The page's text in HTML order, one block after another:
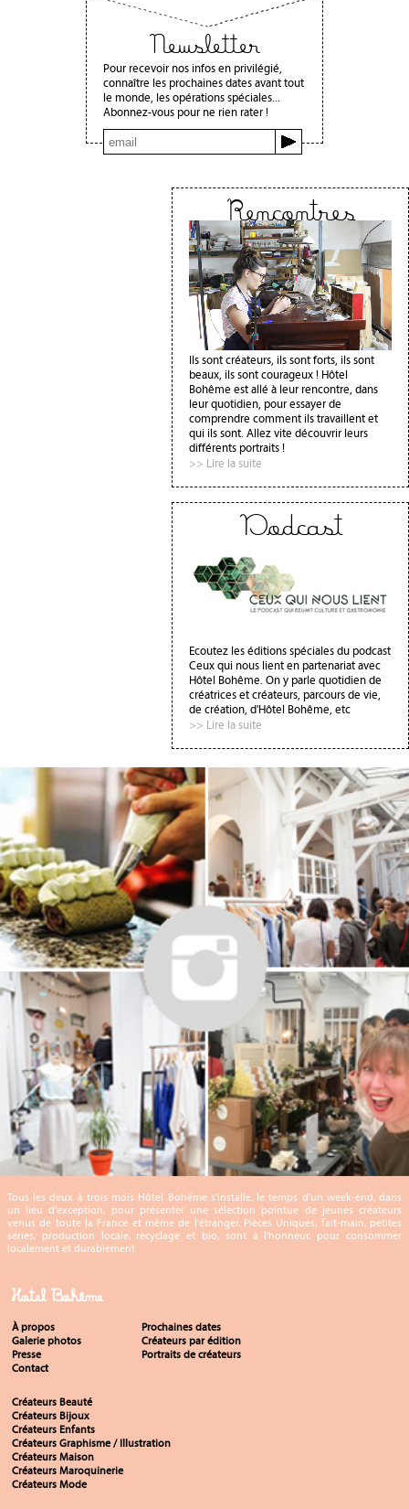
Newsletter
Pour recevoir nos infos en privilégié,
connaître les prochaines dates avant tout
le monde, les opérations spéciales...
Abonnez-vous pour ne rien rater !
Rencontres
Ils sont créateurs, ils sont forts, ils sont
beaux, ils sont courageux ! Hôtel
Bohême est allé à leur rencontre, dans
leur quotidien, pour essayer de
comprendre comment ils travaillent et
qui ils sont. Allez vite découvrir leurs
différents portraits !
>> Lire la suite
Podcast
Ecoutez les éditions spéciales du podcast
Ceux qui nous lient en partenariat avec
Hôtel Bohême. On y parle quotidien de
créatrices et créateurs, parcours de vie,
de création, d'Hôtel Bohême, etc
>> Lire la suite
Tous les deux à trois mois Hôtel Bohême s'installe, le temps d'un week-end, dans
un lieu d'exception, pour présenter une sélection pointue de jeunes créateurs
venus de toute la France et même de l'étranger. Pièces Uniques, fait-main, petites
séries, production locale, recyclage et bio, sont à l'honneur, pour consommer
localement et durablement.
Hotel Bohême
À propos
Prochaines dates
Galerie photos
Créateurs par édition
Presse
Portraits de créateurs
Contact
Créateurs Beauté
Créateurs Bijoux
Créateurs Enfants
Créateurs Graphisme / Illustration
Créateurs Maison
Créateurs Maroquinerie
Créateurs Mode